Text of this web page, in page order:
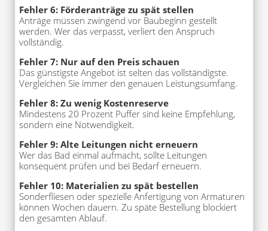
Fehler 6: Förderanträge zu spät stellen
Anträge müssen zwingend vor Baubeginn gestellt
werden. Wer das verpasst, verliert den Anspruch
vollständig.
Fehler 7: Nur auf den Preis schauen
Das günstigste Angebot ist selten das vollständigste.
Vergleichen Sie immer den genauen Leistungsumfang.
Fehler 8: Zu wenig Kostenreserve
Mindestens 20 Prozent Puffer sind keine Empfehlung,
sondern eine Notwendigkeit.
Fehler 9: Alte Leitungen nicht erneuern
Wer das Bad einmal aufmacht, sollte Leitungen
konsequent prüfen und bei Bedarf erneuern.
Fehler 10: Materialien zu spät bestellen
Sonderfliesen oder spezielle Anfertigung von Armaturen
können Wochen dauern. Zu späte Bestellung blockiert
den gesamten Ablauf.